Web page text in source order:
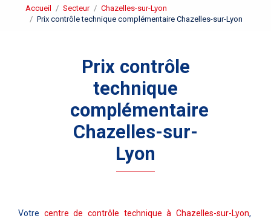
Accueil Secteur
Chazelles-sur-Lyon
Prix contrôle technique complémentaire Chazelles-sur-Lyon
Prix contrôle
technique
complémentaire
Chazelles-sur-
Lyon
Votre centre de contrôle technique à Chazelles-sur-Lyon,